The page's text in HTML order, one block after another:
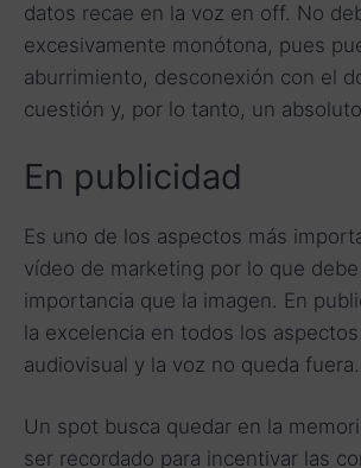
datos recae en la voz en off. No
excesivamente monótona, pues
aburrimiento, desconexión con el
cuestión y, por lo tanto, un
En publicidad
Es uno de los aspectos más
vídeo de marketing por lo que
importancia que la imagen. En
la excelencia en todos los
audiovisual y la voz no queda fuera.
Un spot busca quedar en la
ser recordado para incentivar las